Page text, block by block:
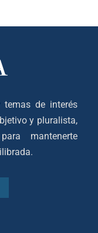
temas de interés
y pluralista,
mantenerte